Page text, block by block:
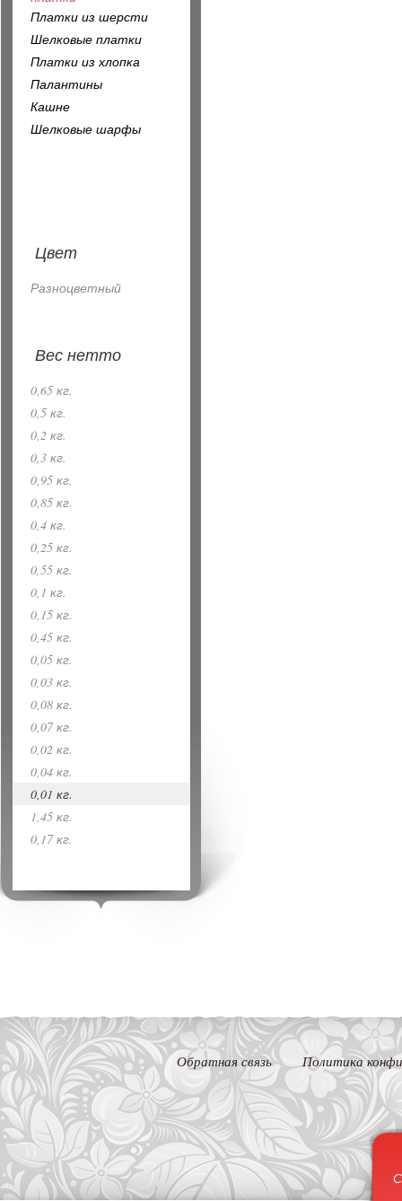
Платки из шерсти
Шелковые платки
Платки из хлопка
Палантины
Кашне
Шелковые шарфы
Цвет
Разноцветный
Вес нетто
0,65 кг.
0,5 кг.
0,2 кг.
0,3 кг.
0,95 кг.
0,85 кг.
0,4 кг.
0,25 кг.
0,55 кг.
0,1 кг.
0,15 кг.
0,45 кг.
0,05 кг.
0,03 кг.
0,08 кг.
0,07 кг.
0,02 кг.
0,04 кг.
0,01 кг.
1,45 кг.
0,17 кг.
Обратная связь Политика